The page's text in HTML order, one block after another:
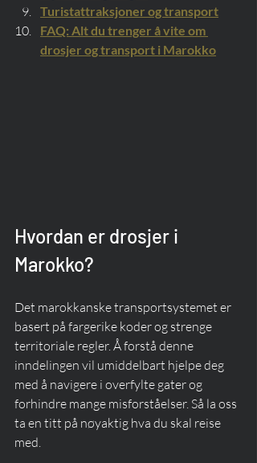
Turistattraksjoner og transport
FAQ: Alt du trenger å vite om
drosjer og transport i Marokko
Hvordan er drosjer i
Marokko?
Det marokkanske transportsystemet er
basert på fargerike koder og strenge
territoriale regler. Å forstå denne
inndelingen vil umiddelbart hjelpe deg
med å navigere i overfylte gater og
forhindre mange misforståelser. Så la oss
ta en titt på nøyaktig hva du skal reise
med.